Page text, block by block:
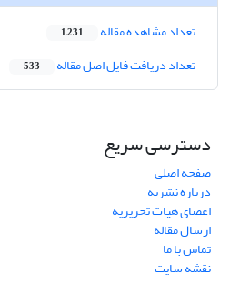
تعداد مشاهده مقاله 1,231
تعداد دریافت فایل اصل مقاله 533
دسترسی سریع
صفحه اصلی
درباره نشریه
اعضای هیات تحریریه
ارسال مقاله
تماس با ما
نقشه سایت